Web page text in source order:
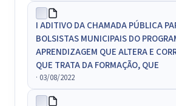
I ADITIVO DA CHAMADA PÚBLICA
BOLSISTAS MUNICIPAIS DO
APRENDIZAGEM QUE ALTERA E
QUE TRATA DA FORMAÇÃO, QUE
· 03/08/2022